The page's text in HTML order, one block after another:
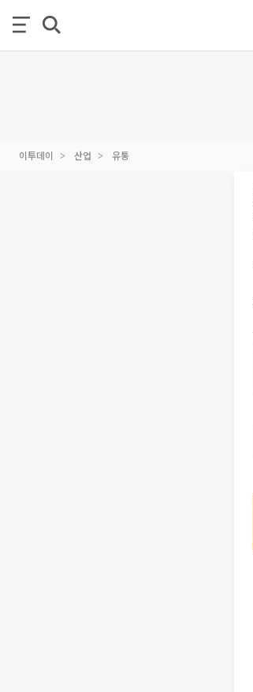
이투데이 산업 유통